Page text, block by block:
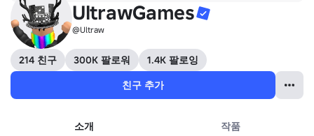
UltrawGames
@Ultraw
214 친구 300K 팔로워
1.4K 팔로잉
친구 추가
소개 작품